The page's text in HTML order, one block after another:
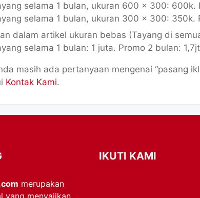
selama 1 bulan, ukuran 600 x 300: 600k.
selama 1 bulan, ukuran 300 x 300: 350k.
dalam artikel ukuran bebas (Tayang di
selama 1 bulan: 1 juta. Promo 2 bulan:
masih ada pertanyaan mengenai “pasang
Kontak Kami.
merupakan
yang menyajikan
IKUTI KAMI